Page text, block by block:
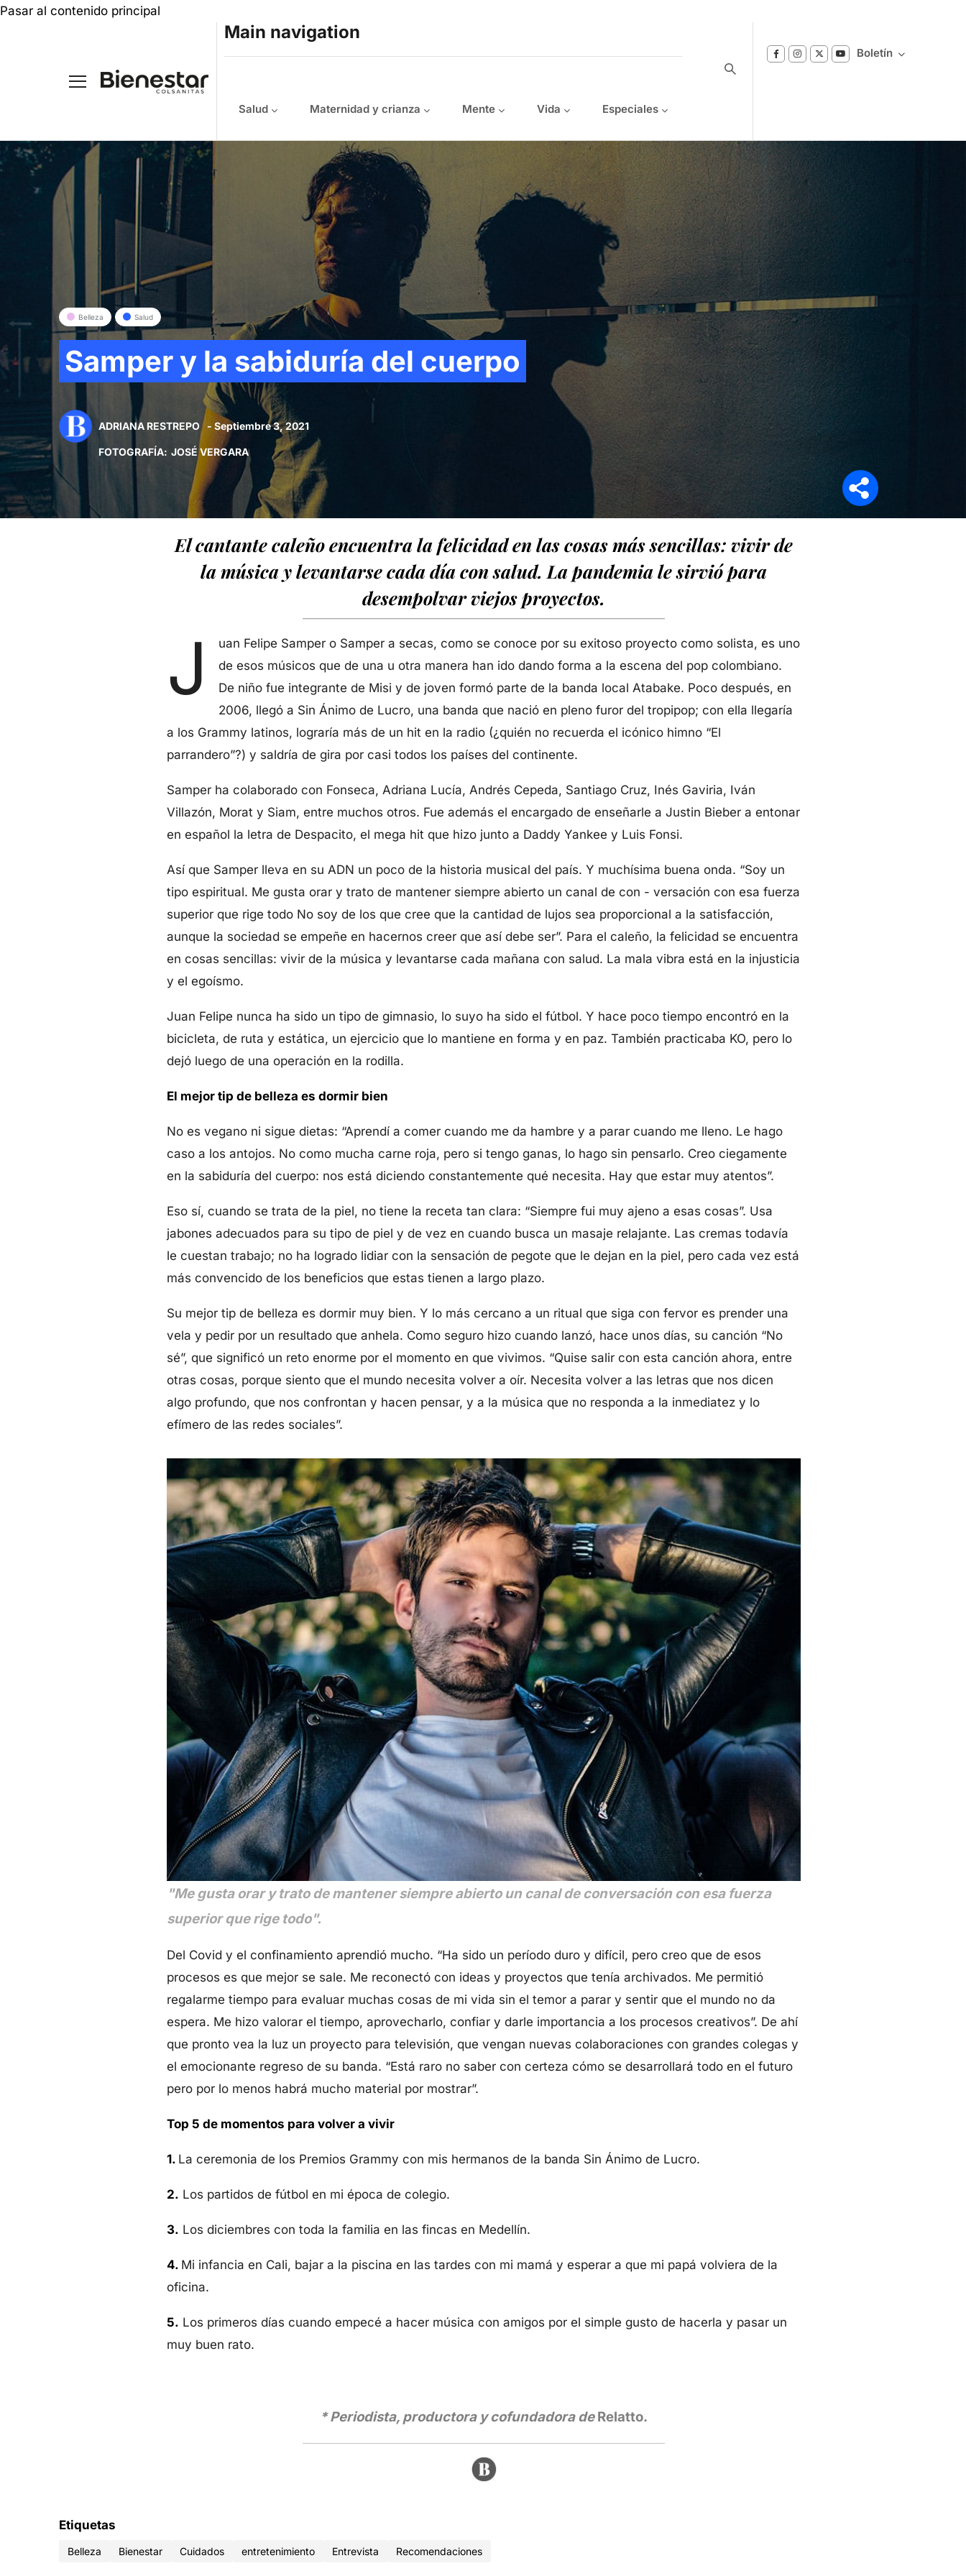
Pasar al contenido principal
Main navigation
Salud Maternidad y crianza Mente Vida Especiales
Boletín
Suscríbase a nuestro boletín
Reciba notificaciones sobre los temas de
Bienestar que le interesan.
Síganos en
Belleza Salud
Samper y la sabiduría del cuerpo
ADRIANA RESTREPO - Septiembre 3, 2021
FOTOGRAFÍA: JOSÉ VERGARA
El cantante caleño encuentra la felicidad en las cosas más sencillas: vivir de
la música y levantarse cada día con salud. La pandemia le sirvió para
desempolvar viejos proyectos.
J
uan Felipe Samper o Samper a secas, como se conoce por su exitoso proyecto como solista, es uno
de esos músicos que de una u otra manera han ido dando forma a la escena del pop colombiano.
De niño fue integrante de Misi y de joven formó parte de la banda local Atabake. Poco después, en
2006, llegó a Sin Ánimo de Lucro, una banda que nació en pleno furor del tropipop; con ella llegaría
a los Grammy latinos, lograría más de un hit en la radio (¿quién no recuerda el icónico himno “El
parrandero”?) y saldría de gira por casi todos los países del continente.
Samper ha colaborado con Fonseca, Adriana Lucía, Andrés Cepeda, Santiago Cruz, Inés Gaviria, Iván
Villazón, Morat y Siam, entre muchos otros. Fue además el encargado de enseñarle a Justin Bieber a entonar
en español la letra de Despacito, el mega hit que hizo junto a Daddy Yankee y Luis Fonsi.
Así que Samper lleva en su ADN un poco de la historia musical del país. Y muchísima buena onda. “Soy un
tipo espiritual. Me gusta orar y trato de mantener siempre abierto un canal de con - versación con esa fuerza
superior que rige todo No soy de los que cree que la cantidad de lujos sea proporcional a la satisfacción,
aunque la sociedad se empeñe en hacernos creer que así debe ser”. Para el caleño, la felicidad se encuentra
en cosas sencillas: vivir de la música y levantarse cada mañana con salud. La mala vibra está en la injusticia
y el egoísmo.
Juan Felipe nunca ha sido un tipo de gimnasio, lo suyo ha sido el fútbol. Y hace poco tiempo encontró en la
bicicleta, de ruta y estática, un ejercicio que lo mantiene en forma y en paz. También practicaba KO, pero lo
dejó luego de una operación en la rodilla.
El mejor tip de belleza es dormir bien
No es vegano ni sigue dietas: “Aprendí a comer cuando me da hambre y a parar cuando me lleno. Le hago
caso a los antojos. No como mucha carne roja, pero si tengo ganas, lo hago sin pensarlo. Creo ciegamente
en la sabiduría del cuerpo: nos está diciendo constantemente qué necesita. Hay que estar muy atentos”.
Eso sí, cuando se trata de la piel, no tiene la receta tan clara: “Siempre fui muy ajeno a esas cosas”. Usa
jabones adecuados para su tipo de piel y de vez en cuando busca un masaje relajante. Las cremas todavía
le cuestan trabajo; no ha logrado lidiar con la sensación de pegote que le dejan en la piel, pero cada vez está
más convencido de los beneficios que estas tienen a largo plazo.
Su mejor tip de belleza es dormir muy bien. Y lo más cercano a un ritual que siga con fervor es prender una
vela y pedir por un resultado que anhela. Como seguro hizo cuando lanzó, hace unos días, su canción “No
sé”, que significó un reto enorme por el momento en que vivimos. “Quise salir con esta canción ahora, entre
otras cosas, porque siento que el mundo necesita volver a oír. Necesita volver a las letras que nos dicen
algo profundo, que nos confrontan y hacen pensar, y a la música que no responda a la inmediatez y lo
efímero de las redes sociales”.
"Me gusta orar y trato de mantener siempre abierto un canal de conversación con esa fuerza
superior que rige todo".
Del Covid y el confinamiento aprendió mucho. “Ha sido un período duro y difícil, pero creo que de esos
procesos es que mejor se sale. Me reconectó con ideas y proyectos que tenía archivados. Me permitió
regalarme tiempo para evaluar muchas cosas de mi vida sin el temor a parar y sentir que el mundo no da
espera. Me hizo valorar el tiempo, aprovecharlo, confiar y darle importancia a los procesos creativos”. De ahí
que pronto vea la luz un proyecto para televisión, que vengan nuevas colaboraciones con grandes colegas y
el emocionante regreso de su banda. “Está raro no saber con certeza cómo se desarrollará todo en el futuro
pero por lo menos habrá mucho material por mostrar”.
Top 5 de momentos para volver a vivir
1. La ceremonia de los Premios Grammy con mis hermanos de la banda Sin Ánimo de Lucro.
2. Los partidos de fútbol en mi época de colegio.
3. Los diciembres con toda la familia en las fincas en Medellín.
4. Mi infancia en Cali, bajar a la piscina en las tardes con mi mamá y esperar a que mi papá volviera de la
oficina.
5. Los primeros días cuando empecé a hacer música con amigos por el simple gusto de hacerla y pasar un
muy buen rato.
* Periodista, productora y cofundadora deRelatto.
Etiquetas
Belleza Bienestar Cuidados entretenimiento Entrevista Recomendaciones